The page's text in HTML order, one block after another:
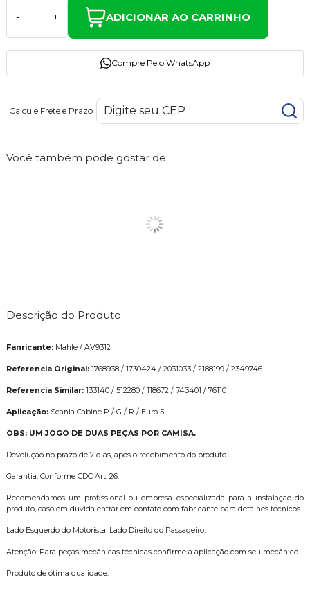
- + ADICIONAR AO CARRINHO
Compre Pelo WhatsApp
Calcule Frete e Prazo
Você também pode gostar de
Descrição do Produto
Fanricante:Mahle / AV9312
Referencia Original:1768938 / 1730424 / 2031033 / 2188199 / 2349746
Referencia Similar:133140 / 512280 / 118672 / 743401 / 76110
Aplicação: Scania Cabine P / G / R / Euro 5
OBS: UM JOGO DE DUAS PEÇAS POR CAMISA.
Devolução no prazo de 7 dias, após o recebimento do produto.
Garantia: Conforme CDC Art. 26.
Recomendamos um profissional ou empresa especializada para a instalação do
produto, caso em duvida entrar em contato com fabricante para detalhes tecnicos.
Lado Esquerdo do Motorista. Lado Direito do Passageiro.
Atenção: Para peças mecânicas técnicas confirme a aplicação com seu mecânico.
Produto de ótima qualidade.